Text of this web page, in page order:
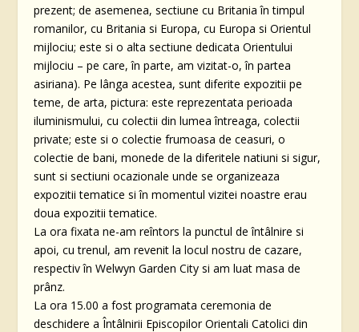
prezent; de asemenea, sectiune cu Britania în timpul
romanilor, cu Britania si Europa, cu Europa si Orientul
mijlociu; este si o alta sectiune dedicata Orientului
mijlociu – pe care, în parte, am vizitat-o, în partea
asiriana). Pe lânga acestea, sunt diferite expozitii pe
teme, de arta, pictura: este reprezentata perioada
iluminismului, cu colectii din lumea întreaga, colectii
private; este si o colectie frumoasa de ceasuri, o
colectie de bani, monede de la diferitele natiuni si sigur,
sunt si sectiuni ocazionale unde se organizeaza
expozitii tematice si în momentul vizitei noastre erau
doua expozitii tematice.
La ora fixata ne-am reîntors la punctul de întâlnire si
apoi, cu trenul, am revenit la locul nostru de cazare,
respectiv în Welwyn Garden City si am luat masa de
prânz.
La ora 15.00 a fost programata ceremonia de
deschidere a Întâlnirii Episcopilor Orientali Catolici din